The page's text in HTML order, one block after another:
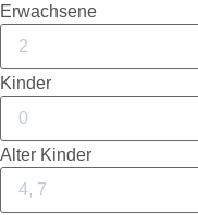
Erwachsene
Kinder
Alter Kinder